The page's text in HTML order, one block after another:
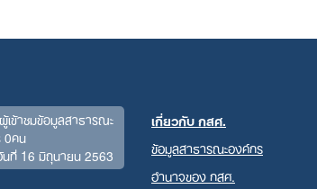
เข้าชมข้อมูลสาธารณะ
0คน
นที่ 16 มิถุนายน 2563
เกี่ยวกับ กสศ.
ข้อมูลสาธารณะองค์กร
อำนาจของ กสศ.